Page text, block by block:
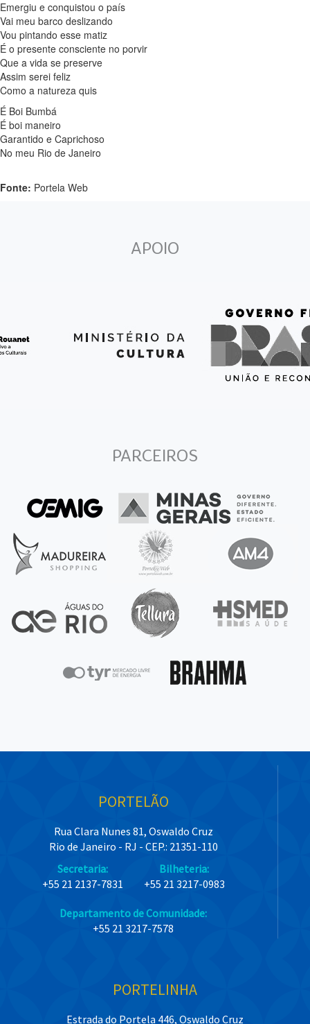
Emergiu e conquistou o país
Vai meu barco deslizando
Vou pintando esse matiz
É o presente consciente no porvir
Que a vida se preserve
Assim serei feliz
Como a natureza quis
É Boi Bumbá
É boi maneiro
Garantido e Caprichoso
No meu Rio de Janeiro
Fonte: Portela Web
APOIO
PARCEIROS
PORTELÃO
Rua Clara Nunes 81, Oswaldo Cruz
Rio de Janeiro - RJ - CEP.: 21351-110
Secretaria:
+55 21 2137-7831
Bilheteria:
+55 21 3217-0983
Departamento de Comunidade:
+55 21 3217-7578
PORTELINHA
Estrada do Portela 446, Oswaldo Cruz